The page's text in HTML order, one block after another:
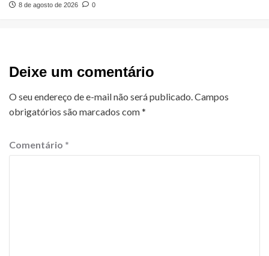
8 de agosto de 2026 0
Deixe um comentário
O seu endereço de e-mail não será publicado.Campos
obrigatórios são marcados com*
Comentário *